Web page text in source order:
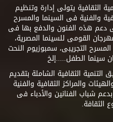
الثقافية يتولى إدارة وتنظيم
والفنية فى السينما والمسرح
دعم هذه الفنون والدفع بها فى
القومى للسينما المصرية،
التجريبى، سمبوزيوم النحت
سينما الطفل.....إلخ
الثقافية الشاملة بتقديم
والمراكز الثقافية والفنية
شباب الفنانين والأدباء فى
الثقافة.